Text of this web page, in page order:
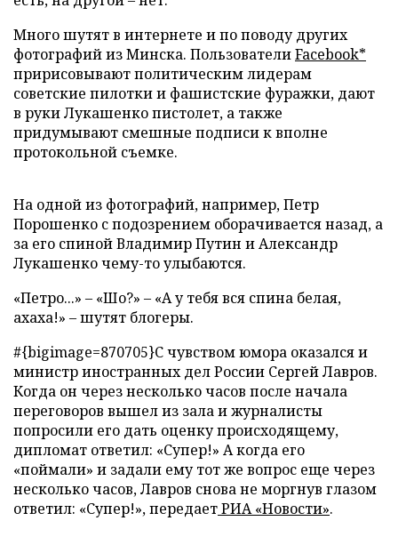
Много шутят в интернете и по поводу других
фотографий из Минска. ПользователиFacebook*
пририсовывают политическим лидерам
советские пилотки и фашистские фуражки, дают
в руки Лукашенко пистолет, а также
придумывают смешные подписи к вполне
протокольной съемке.
На одной из фотографий, например, Петр
Порошенко с подозрением оборачивается назад, а
за его спиной Владимир Путин и Александр
Лукашенко чему-то улыбаются.
«Петро...» – «Шо?» – «А у тебя вся спина белая,
ахаха!» – шутят блогеры.
#{bigimage=870705}С чувством юмора оказался и
министр иностранных дел России Сергей Лавров.
Когда он через несколько часов после начала
переговоров вышел из зала и журналисты
попросили его дать оценку происходящему,
дипломат ответил: «Супер!» А когда его
«поймали» и задали ему тот же вопрос еще через
несколько часов, Лавров снова не моргнув глазом
ответил: «Супер!», передаетРИА «Новости».